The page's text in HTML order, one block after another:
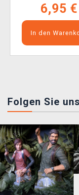
6,95 €
In den
Folgen Sie